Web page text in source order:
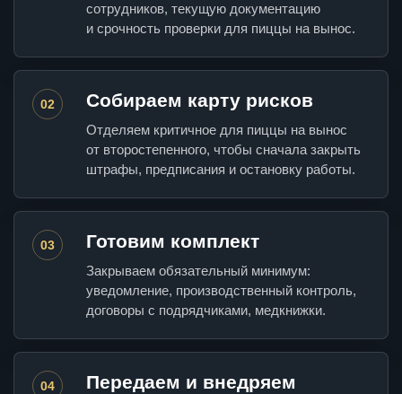
сотрудников, текущую документацию
и срочность проверки для пиццы на вынос.
02 Собираем карту рисков
Отделяем критичное для пиццы на вынос
от второстепенного, чтобы сначала закрыть
штрафы, предписания и остановку работы.
03 Готовим комплект
Закрываем обязательный минимум:
уведомление, производственный контроль,
договоры с подрядчиками, медкнижки.
04 Передаем и внедряем